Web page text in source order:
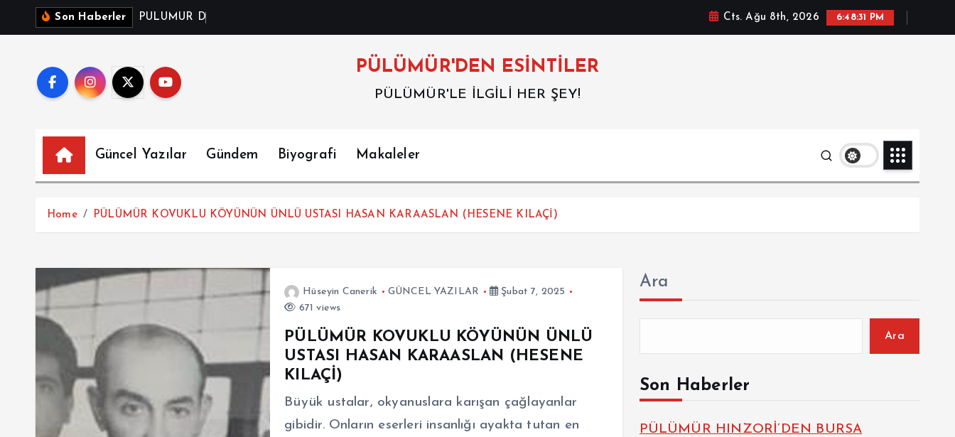
Son Haberler PÜ L Ü M Ü R D Cts. Ağu 8th, 2026 6:48:31 PM
PÜLÜMÜR'DEN ESİNTİLER
PÜLÜMÜR'LE İLGİLİ HER ŞEY!
Güncel Yazılar Gündem Biyografi Makaleler
Home PÜLÜMÜR KOVUKLU KÖYÜNÜN ÜNLÜ USTASI HASAN KARAASLAN (HESENE KILAÇİ)
Hüseyin Canerik GÜNCEL YAZILAR
Şubat 7, 2025
671 views
PÜLÜMÜR KOVUKLU KÖYÜNÜN ÜNLÜ
USTASI HASAN KARAASLAN (HESENE
KILAÇİ)
Büyük ustalar, okyanuslara karışan çağlayanlar
gibidir. Onların eserleri insanlığı ayakta tutan en
Ara
Ara
Son Haberler
PÜLÜMÜR HINZORİ’DEN BURSA